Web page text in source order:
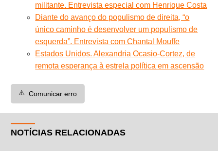
militante. Entrevista especial com Henrique Costa
Diante do avanço do populismo de direita, “o
único caminho é desenvolver um populismo de
esquerda”. Entrevista com Chantal Mouffe
Estados Unidos. Alexandria Ocasio-Cortez, de
remota esperança à estrela política em ascensão
⚠️ Comunicar erro
NOTÍCIAS RELACIONADAS